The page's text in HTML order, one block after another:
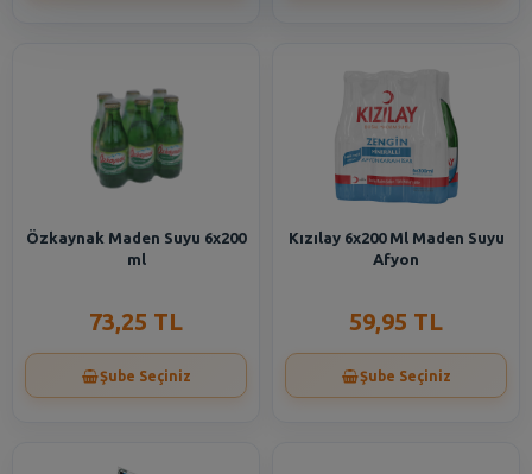
Özkaynak Maden Suyu 6x200
ml
73,25 TL
Şube Seçiniz
Kızılay 6x200 Ml Maden Suyu
Afyon
59,95 TL
Şube Seçiniz